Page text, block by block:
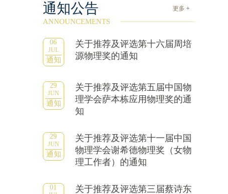
通知公告 更多 +
ANNOUNCEMENTS
06
JUL
通知
关于推荐及评选第十六届周培
源物理奖的通知
29
JUN
通知
关于推荐及评选第五届中国物
理学会萨本栋应用物理奖的通
知
29
JUN
通知
关于推荐及评选第十一届中国
物理学会谢希德物理奖（女物
理工作者）的通知
01
关于推荐及评选第三届蔡诗东